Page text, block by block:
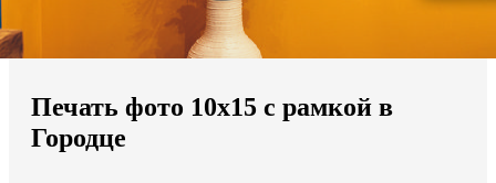
Мы доставляем по всему миру
Продолжить без города
Печать фото 10х15 с рамкой в
Городце